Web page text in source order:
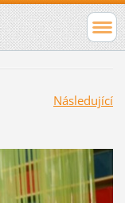
Následující